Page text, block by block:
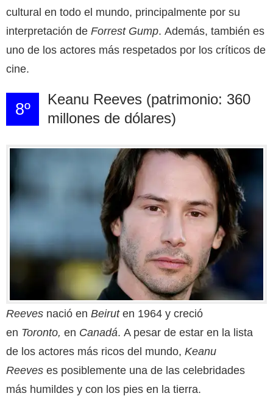
cultural en todo el mundo, principalmente por su
interpretación de Forrest Gump. Además, también es
uno de los actores más respetados por los críticos de
cine.
8º
Keanu Reeves (patrimonio: 360
millones de dólares)
Reeves nació en Beiruten 1964 y creció
en Toronto, en Canadá. A pesar de estar en la lista
de los actores más ricos del mundo, Keanu
Reeves es posiblemente una de las celebridades
más humildes y con los pies en la tierra.